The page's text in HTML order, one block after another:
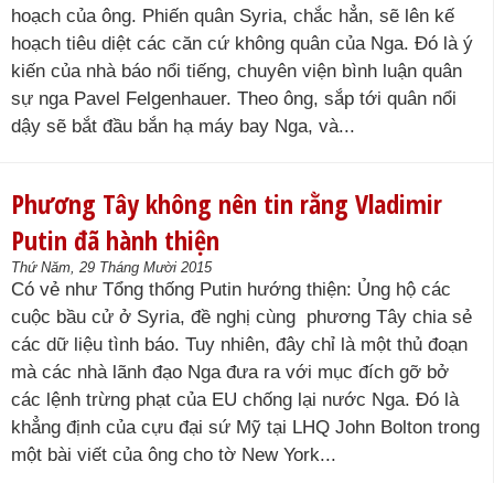
hoạch của ông. Phiến quân Syria, chắc hẳn, sẽ lên kế
hoạch tiêu diệt các căn cứ không quân của Nga. Đó là ý
kiến của nhà báo nổi tiếng, chuyên viện bình luận quân
sự nga Pavel Felgenhauer. Theo ông, sắp tới quân nổi
dậy sẽ bắt đầu bắn hạ máy bay Nga, và...
Phương Tây không nên tin rằng Vladimir
Putin đã hành thiện
Thứ Năm, 29 Tháng Mười 2015
Có vẻ như Tổng thống Putin hướng thiện: Ủng hộ các
cuộc bầu cử ở Syria, đề nghị cùng phương Tây chia sẻ
các dữ liệu tình báo. Tuy nhiên, đây chỉ là một thủ đoạn
mà các nhà lãnh đạo Nga đưa ra với mục đích gỡ bở
các lệnh trừng phạt của EU chống lại nước Nga. Đó là
khẳng định của cựu đại sứ Mỹ tại LHQ John Bolton trong
một bài viết của ông cho tờ New York...